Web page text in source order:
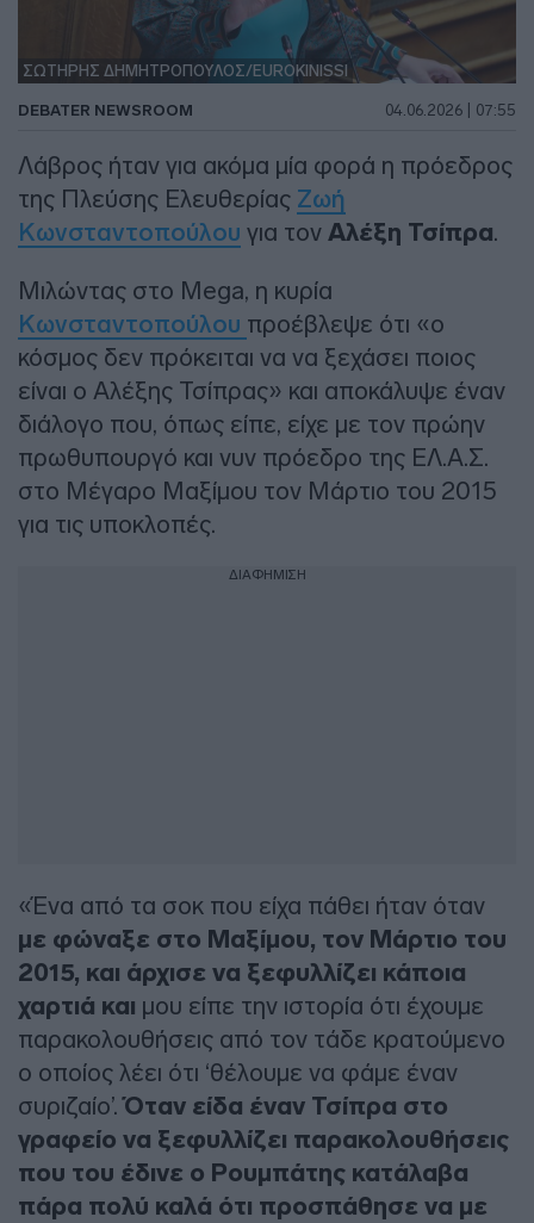
ΣΩΤΗΡΗΣ ΔΗΜΗΤΡΟΠΟΥΛΟΣ/EUROKINISSI
DEBATER NEWSROOM 04.06.2026 | 07:55
Λάβρος ήταν για ακόμα μία φορά η πρόεδρος
της Πλεύσης Ελευθερίας Ζωή
Κωνσταντοπούλου για τον Αλέξη Τσίπρα.
Μιλώντας στο Mega, η κυρία
Κωνσταντοπούλου προέβλεψε ότι «ο
κόσμος δεν πρόκειται να να ξεχάσει ποιος
είναι ο Αλέξης Τσίπρας» και αποκάλυψε έναν
διάλογο που, όπως είπε, είχε με τον πρώην
πρωθυπουργό και νυν πρόεδρο της ΕΛ.Α.Σ.
στο Μέγαρο Μαξίμου τον Μάρτιο του 2015
για τις υποκλοπές.
ΔΙΑΦΗΜΙΣΗ
«Ένα από τα σοκ που είχα πάθει ήταν όταν
με φώναξε στο Μαξίμου, τον Μάρτιο του
2015, και άρχισε να ξεφυλλίζει κάποια
χαρτιά και μου είπε την ιστορία ότι έχουμε
παρακολουθήσεις από τον τάδε κρατούμενο
ο οποίος λέει ότι ‘θέλουμε να φάμε έναν
συριζαίο’.Όταν είδα έναν Τσίπρα στο
γραφείο να ξεφυλλίζει παρακολουθήσεις
που του έδινε ο Ρουμπάτης κατάλαβα
πάρα πολύ καλά ότι προσπάθησε να με